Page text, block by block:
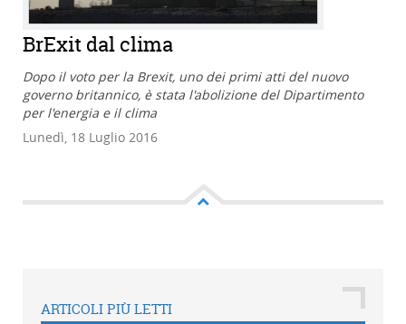
BrExit dal clima
Dopo il voto per la Brexit, uno dei primi atti del nuovo
governo britannico, è stata l'abolizione del Dipartimento
per l'energia e il clima
Lunedì, 18 Luglio 2016
ARTICOLI PIÙ LETTI